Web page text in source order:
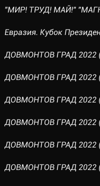
"МИР! ТРУД! МАЙ!"
Евразия. Кубок
ДОВМОНТОВ ГРАД 2022
ДОВМОНТОВ ГРАД 2022
ДОВМОНТОВ ГРАД 2022
ДОВМОНТОВ ГРАД 2022
ДОВМОНТОВ ГРАД 2022
ДОВМОНТОВ ГРАД 2022